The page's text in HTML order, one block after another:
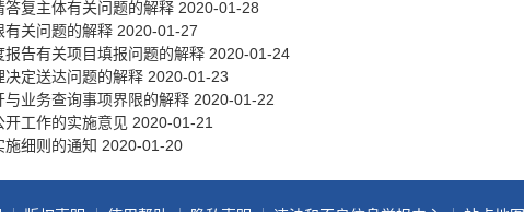
复主体有关问题的解释 2020-01-28
有关问题的解释 2020-01-27
告有关项目填报问题的解释 2020-01-24
决定送达问题的解释 2020-01-23
业务查询事项界限的解释 2020-01-22
开工作的实施意见 2020-01-21
细则的通知 2020-01-20